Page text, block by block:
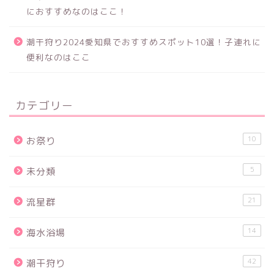
におすすめなのはここ！
潮干狩り2024愛知県でおすすめスポット10選！子連れに
便利なのはここ
カテゴリー
お祭り 10
未分類 5
流星群 21
海水浴場 14
潮干狩り 42